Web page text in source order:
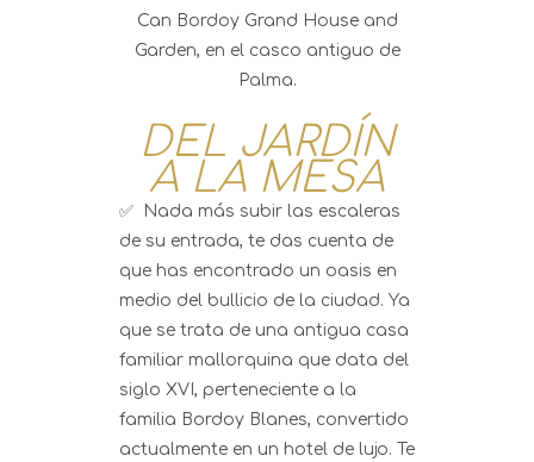
Can Bordoy Grand House and
Garden, en el casco antiguo de
Palma.
DEL JARDÍN
A LA MESA
✅ Nada más subir las escaleras
de su entrada, te das cuenta de
que has encontrado un oasis en
medio del bullicio de la ciudad. Ya
que se trata de una antigua casa
familiar mallorquina que data del
siglo XVI, perteneciente a la
familia Bordoy Blanes, convertido
actualmente en un hotel de lujo. Te